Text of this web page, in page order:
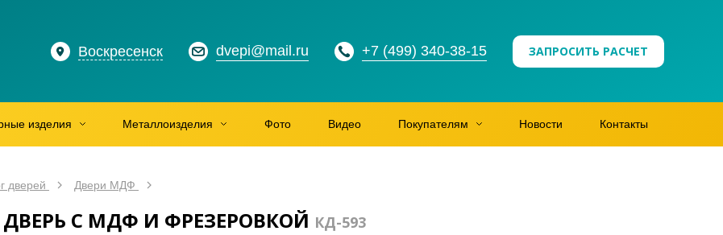
Воскресенск dvepi@mail.ru +7 (499) 340-38-15 ЗАПРОСИТЬ РАСЧЕТ
изделия Металлоизделия Фото Видео Покупателям Новости Контакты
дверей Двери МДФ
С МДФ И ФРЕЗЕРОВКОЙ КД-593